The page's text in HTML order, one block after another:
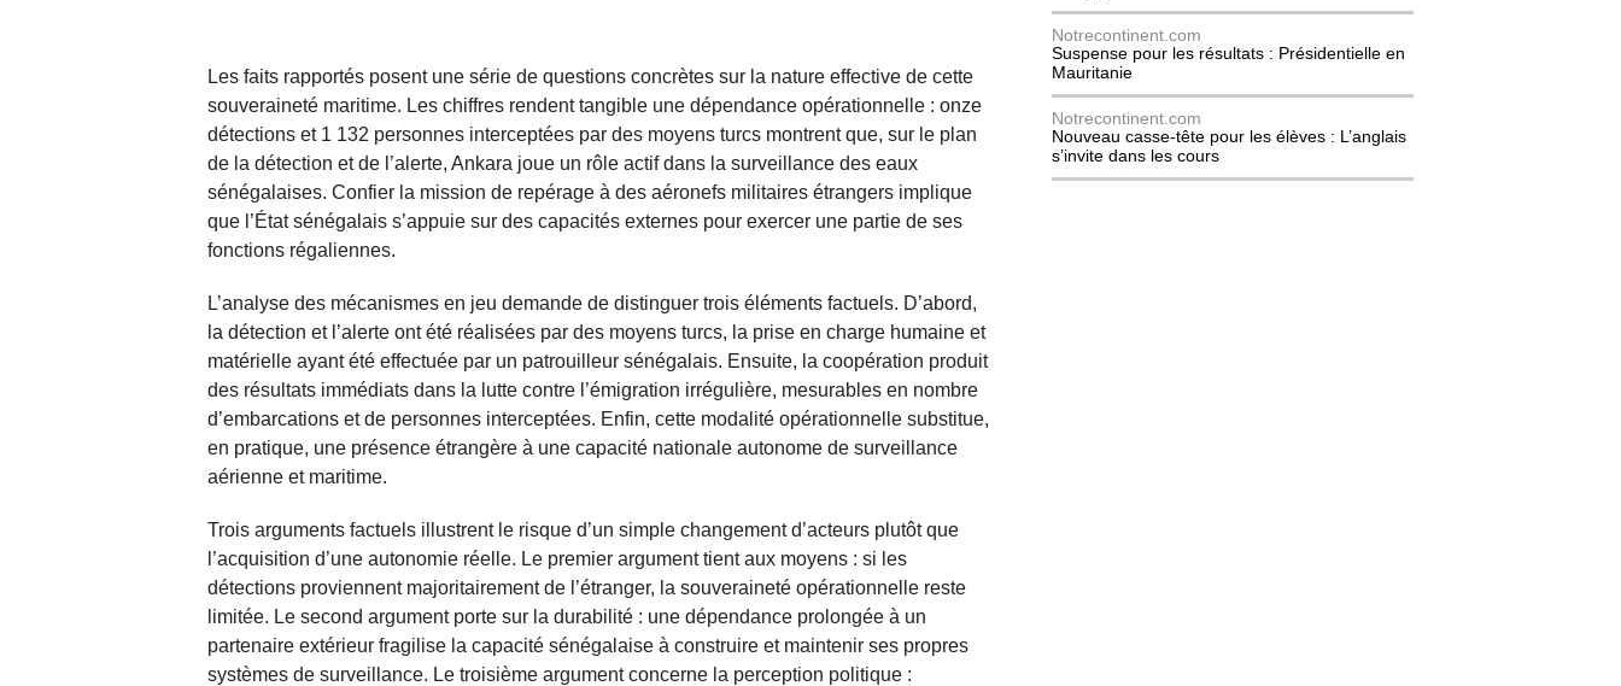
Les faits rapportés posent une série de questions concrètes sur la nature effective de cette
souveraineté maritime. Les chiffres rendent tangible une dépendance opérationnelle : onze
détections et 1 132 personnes interceptées par des moyens turcs montrent que, sur le plan
de la détection et de l’alerte, Ankara joue un rôle actif dans la surveillance des eaux
sénégalaises. Confier la mission de repérage à des aéronefs militaires étrangers implique
que l’État sénégalais s’appuie sur des capacités externes pour exercer une partie de ses
fonctions régaliennes.
L’analyse des mécanismes en jeu demande de distinguer trois éléments factuels. D’abord,
la détection et l’alerte ont été réalisées par des moyens turcs, la prise en charge humaine et
matérielle ayant été effectuée par un patrouilleur sénégalais. Ensuite, la coopération produit
des résultats immédiats dans la lutte contre l’émigration irrégulière, mesurables en nombre
d’embarcations et de personnes interceptées. Enfin, cette modalité opérationnelle substitue,
en pratique, une présence étrangère à une capacité nationale autonome de surveillance
aérienne et maritime.
Trois arguments factuels illustrent le risque d’un simple changement d’acteurs plutôt que
l’acquisition d’une autonomie réelle. Le premier argument tient aux moyens : si les
détections proviennent majoritairement de l’étranger, la souveraineté opérationnelle reste
limitée. Le second argument porte sur la durabilité : une dépendance prolongée à un
partenaire extérieur fragilise la capacité sénégalaise à construire et maintenir ses propres
systèmes de surveillance. Le troisième argument concerne la perception politique :
Notrecontinent.com
Suspense pour les résultats : Présidentielle en
Mauritanie
Notrecontinent.com
Nouveau casse-tête pour les élèves : L’anglais
s’invite dans les cours